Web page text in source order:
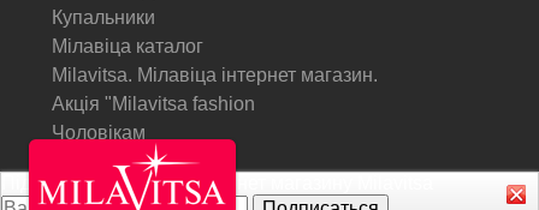
Купальники
Мілавіца каталог
Milavitsa. Мілавіца інтернет магазин.
Акція "Milavitsa fashion
Чоловікам
Підписатися на Акції інтернет магазину
© Milavitsa.